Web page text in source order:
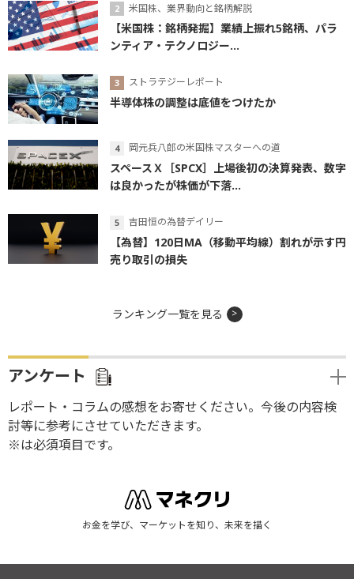
米国株、業界動向と銘柄解説
【米国株：銘柄発掘】業績上振れ5銘柄、パラ
ンティア・テクノロジー...
ストラテジーレポート
半導体株の調整は底値をつけたか
岡元兵八郎の米国株マスターへの道
スペースＸ［SPCX］上場後初の決算発表、数字
は良かったが株価が下落...
吉田恒の為替デイリー
【為替】120日MA（移動平均線）割れが示す円
売り取引の損失
ランキング一覧を見る
アンケート
レポート・コラムの感想をお寄せください。今後の内容検
討等に参考にさせていただきます。
※は必須項目です。
お金を学び、マーケットを知り、未来を描く